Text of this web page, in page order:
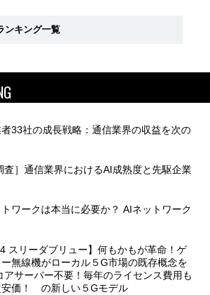
ンキング一覧
33社の成長戦略：通信業界の収益を次の
査］通信業界におけるAI成熟度と先駆企業
ワークは本当に必要か？ AIネットワーク
4 スリーダブリュー】何もかもが革命！ゲ
無線機がローカル５G市場の既存概念を
アサーバー不要！毎年のライセンス費用も
安価！ の新しい５Gモデル